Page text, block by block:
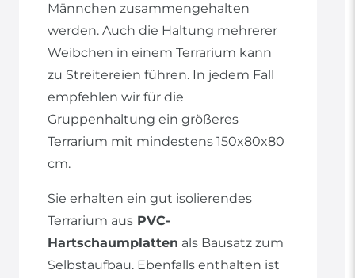
Männchen zusammengehalten
werden. Auch die Haltung mehrerer
Weibchen in einem Terrarium kann
zu Streitereien führen. In jedem Fall
empfehlen wir für die
Gruppenhaltung ein größeres
Terrarium mit mindestens 150x80x80
cm.
Sie erhalten ein gut isolierendes
Terrarium aus PVC-
Hartschaumplatten als Bausatz zum
Selbstaufbau. Ebenfalls enthalten ist